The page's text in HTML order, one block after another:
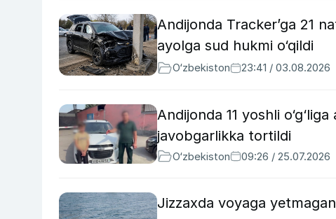
Andijonda Tracker’ga 21
ayolga sud hukmi o‘qildi
O‘zbekiston 23:41 / 03.08.2026
Andijonda 11 yoshli
javobgarlikka tortildi
O‘zbekiston 09:26 / 25.07.2026
Jizzaxda voyaga